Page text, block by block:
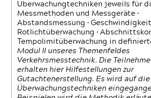
Überwachungtechniken jeweils für
Messmethoden und Messgeräte •
Abstandsmessung •
Rotlichtüberwachung •
Tempolimitüberwachung in
Modul II unseres Themenfeldes
Verkehrsmesstechnik. Die
erhalten hier Hilfestellungen zur
Gutachtenerstellung. Es wird auf die
Überwachungstechniken